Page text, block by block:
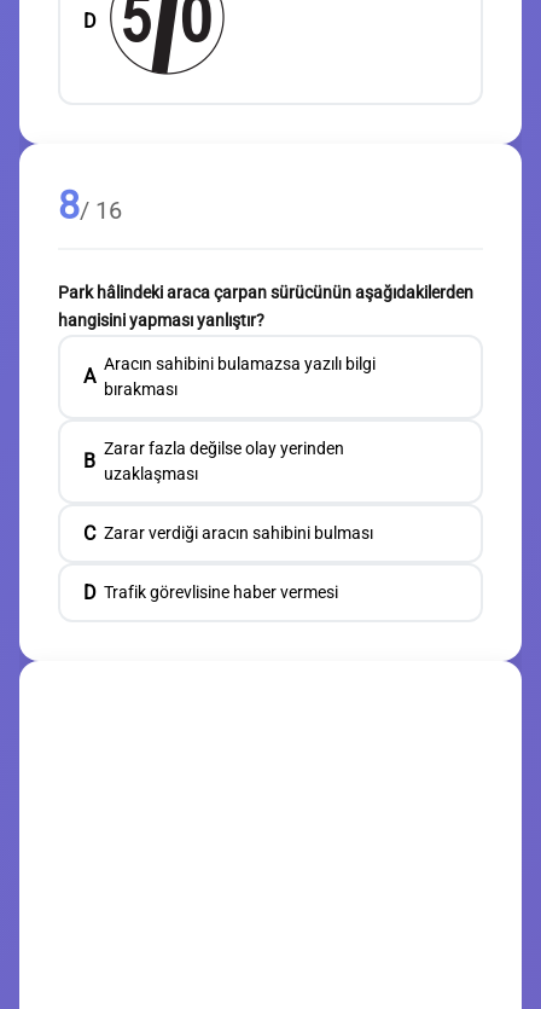
D
8/ 16
Park hâlindeki araca çarpan sürücünün aşağıdakilerden
hangisini yapması yanlıştır?
A
Aracın sahibini bulamazsa yazılı bilgi
bırakması
B
Zarar fazla değilse olay yerinden
uzaklaşması
C Zarar verdiği aracın sahibini bulması
D Trafik görevlisine haber vermesi